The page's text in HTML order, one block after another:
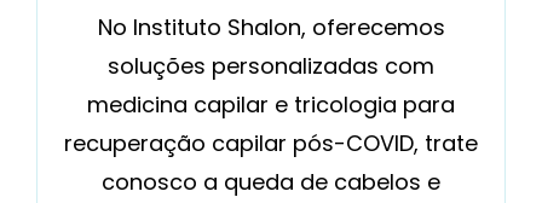
No Instituto Shalon, oferecemos
soluções personalizadas com
medicina capilar e tricologia para
recuperação capilar pós-COVID, trate
conosco a queda de cabelos e